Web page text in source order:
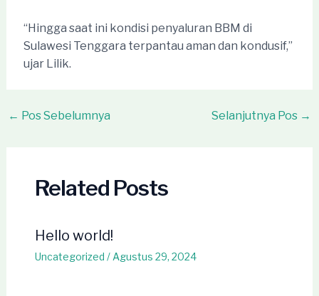
“Hingga saat ini kondisi penyaluran BBM di
Sulawesi Tenggara terpantau aman dan kondusif,”
ujar Lilik.
Post
← Pos Sebelumnya Selanjutnya Pos →
Related Posts
Hello world!
Uncategorized / Agustus 29, 2024